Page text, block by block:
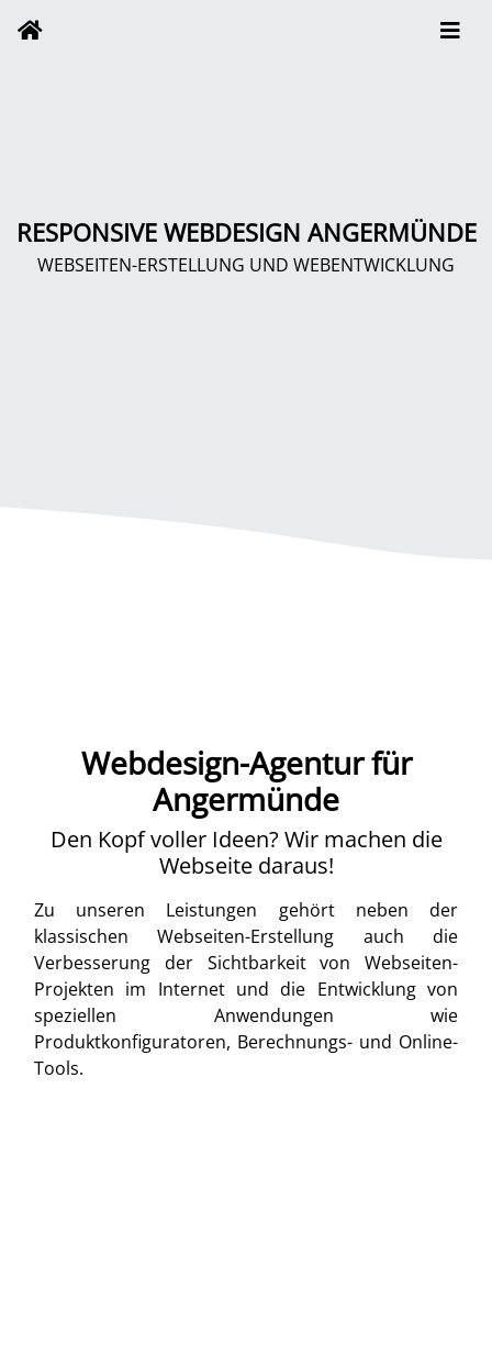
RESPONSIVE WEBDESIGN ANGERMÜNDE
WEBSEITEN-ERSTELLUNG UND WEBENTWICKLUNG
Webdesign-Agentur für
Angermünde
Den Kopf voller Ideen? Wir machen die
Webseite daraus!
Zu unseren Leistungen gehört neben der
klassischen Webseiten-Erstellung auch die
Verbesserung der Sichtbarkeit von Webseiten-
Projekten im Internet und die Entwicklung von
speziellen Anwendungen wie
Produktkonfiguratoren, Berechnungs- und Online-
Tools.